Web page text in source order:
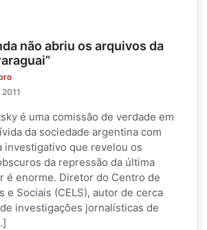
não abriu os arquivos da
é uma comissão de verdade em
da sociedade argentina com
investigativo que revelou os
da repressão da última
é enorme. Diretor do Centro de
e Sociais (CELS), autor de cerca
investigações jornalísticas de